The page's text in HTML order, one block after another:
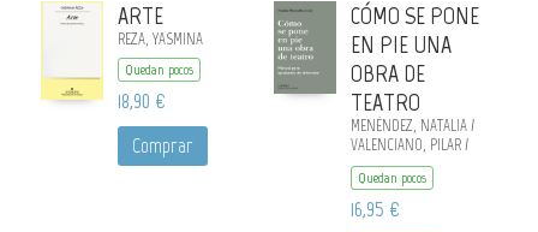
ARTE
REZA, YASMINA
Quedan pocos
18,90 €
Comprar
CÓMO SE PONE
EN PIE UNA
OBRA DE
TEATRO
MENÉNDEZ, NATALIA /
VALENCIANO, PILAR /
AMESTOY, AINHOA /
BARCELO, ANA /
HERMIDA, CRISTINA /
SAZ, VALLE DEL
Quedan pocos
16,95 €